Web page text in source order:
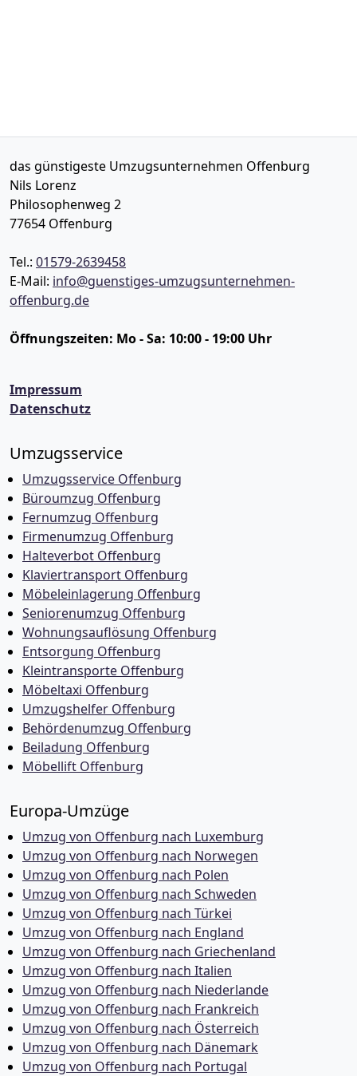
das günstigeste Umzugsunternehmen Offenburg
Nils Lorenz
Philosophenweg 2
77654 Offenburg
Tel.: 01579-2639458
E-Mail: info@guenstiges-umzugsunternehmen-
offenburg.de
Öffnungszeiten: Mo - Sa: 10:00 - 19:00 Uhr
Impressum
Datenschutz
Umzugsservice
Umzugsservice Offenburg
Büroumzug Offenburg
Fernumzug Offenburg
Firmenumzug Offenburg
Halteverbot Offenburg
Klaviertransport Offenburg
Möbeleinlagerung Offenburg
Seniorenumzug Offenburg
Wohnungsauflösung Offenburg
Entsorgung Offenburg
Kleintransporte Offenburg
Möbeltaxi Offenburg
Umzugshelfer Offenburg
Behördenumzug Offenburg
Beiladung Offenburg
Möbellift Offenburg
Europa-Umzüge
Umzug von Offenburg nach Luxemburg
Umzug von Offenburg nach Norwegen
Umzug von Offenburg nach Polen
Umzug von Offenburg nach Schweden
Umzug von Offenburg nach Türkei
Umzug von Offenburg nach England
Umzug von Offenburg nach Griechenland
Umzug von Offenburg nach Italien
Umzug von Offenburg nach Niederlande
Umzug von Offenburg nach Frankreich
Umzug von Offenburg nach Österreich
Umzug von Offenburg nach Dänemark
Umzug von Offenburg nach Portugal